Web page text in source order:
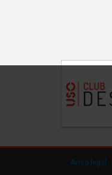
Aviso legal